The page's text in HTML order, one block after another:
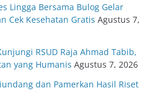
Lingga Bersama Bulog Gelar
Cek Kesehatan Gratis Agustus 7,
RSUD Raja Ahmad Tabib,
yang Humanis Agustus 7, 2026
dan Pamerkan Hasil Riset